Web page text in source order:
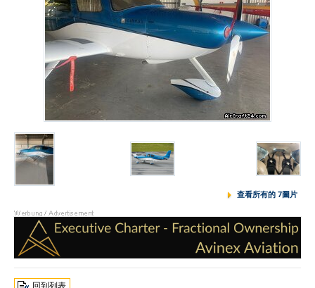
查看所有的 7圖片
回到列表